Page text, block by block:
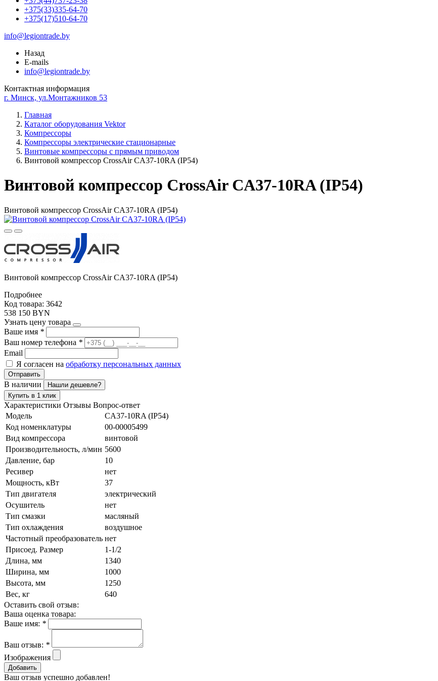
+375(33)335-64-70
+375(17)510-64-70
info@legiontrade.by
Назад
E-mails
info@legiontrade.by
Контактная информация
г. Минск, ул.Монтажников 53
Главная
Каталог оборудования Vektor
Компрессоры
Компрессоры электрические стационарные
Винтовые компрессоры с прямым приводом
Винтовой компрессор CrossAir CA37-10RA (IP54)
Винтовой компрессор CrossAir CA37-10RA (IP54)
Винтовой компрессор CrossAir CA37-10RA (IP54)
Винтовой компрессор CrossAir CA37-10RA (IP54)
Подробнее
Код товара: 3642
538 150 BYN
Узнать цену товара
Ваше имя *
Ваш номер телефона *
Email
Я согласен на обработку персональных данных
Отправить
В наличии
Нашли дешевле?
Купить в 1 клик
Характеристики Отзывы Вопрос-ответ
Модель
CA37-10RA (IP54)
Код номенклатуры
00-00005499
Вид компрессора
винтовой
Производительность, л/мин 5600
Давление, бар
10
Ресивер
нет
Мощность, кВт
37
Тип двигателя
электрический
Осушитель
нет
Тип смазки
масляный
Тип охлаждения
воздушное
Частотный преобразователь нет
Присоед. Размер
1-1/2
Длина, мм
1340
Ширина, мм
1000
Высота, мм
1250
Вес, кг
640
Оставить свой отзыв:
Ваша оценка товара:
Ваше имя: *
Ваш отзыв: *
Изображения
Добавить
Ваш отзыв успешно добавлен!